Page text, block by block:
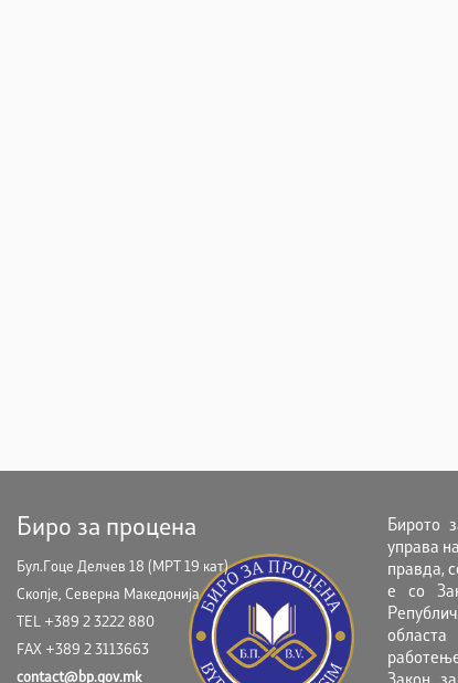
Биро за процена
Бул.Гоце Делчев 18 (МРТ 19 кат)
Скопје, Северна Македонија
TEL +389 2 3222 880
FAX +389 2 3113663
contact@bp.gov.mk
Бирото
управа
правда,
е со